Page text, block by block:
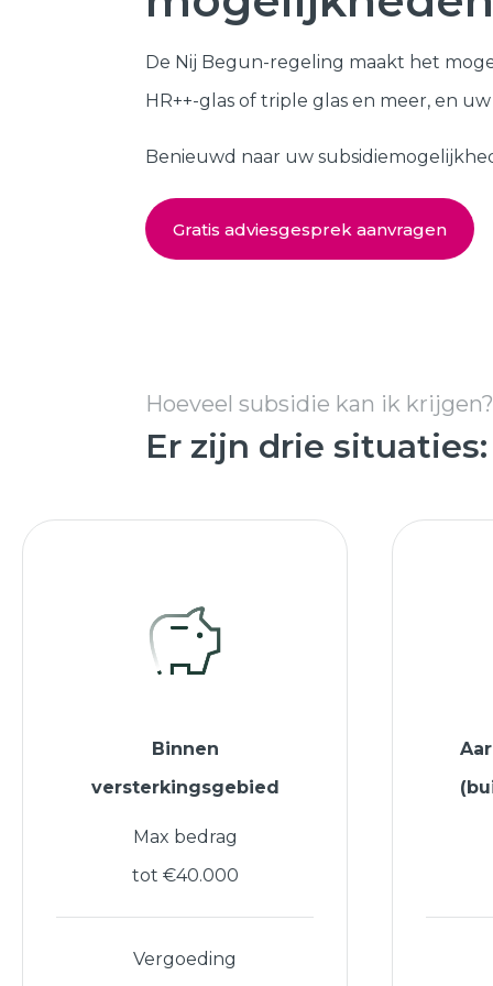
De Nij Begun-regeling maakt het
HR++-glas of triple glas en meer, en
Benieuwd naar uw
Gratis adviesgesprek aanvragen
Hoeveel subsidie kan ik krijgen?
Er zijn drie situaties:
Binnen
versterkingsgebied
Max bedrag
tot €40.000
Vergoeding
Samenstellen
SHOWROOM BEZOEKEN